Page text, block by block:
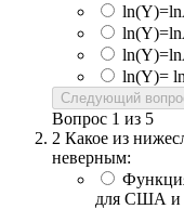
ln(Y)=
Следующий
Вопрос 1 из 5
2 Какое из
неверным:
для США и